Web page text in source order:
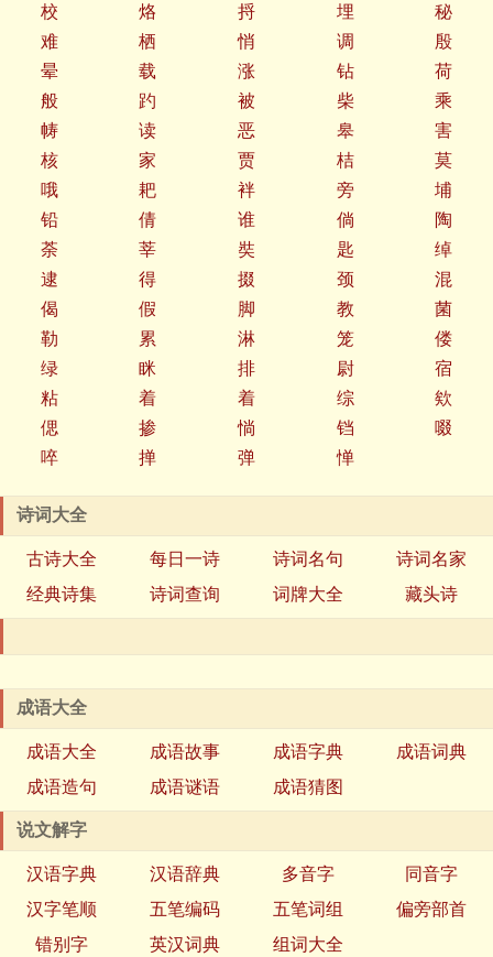
校
烙 捋 埋
秘
难
栖 悄 调
殷
晕
载 涨 钻
荷
般
趵 被 柴
乘
帱
读 恶 皋
害
核
家 贾 桔
莫
哦
耙 袢 旁
埔
铅
倩 谁 倘
陶
荼
莘 奘 匙
绰
逮
得 掇 颈
混
偈
假 脚 教
菌
勒
累 淋 笼
偻
绿
眯 排 尉
宿
粘
着 着 综
欸
偲
掺 惝 铛
啜
啐
掸 弹 惮
诗词大全
古诗大全 每日一诗 诗词名句
诗词名家
经典诗集
诗词查询 词牌大全 藏头诗
成语大全
成语大全 成语故事 成语字典
成语词典
成语造句
成语谜语 成语猜图
说文解字
汉语字典 汉语辞典 多音字
同音字
汉字笔顺
五笔编码 五笔词组
偏旁部首
错别字
英汉词典 组词大全